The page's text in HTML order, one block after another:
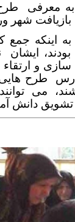
به معرفی
شهر
به اینکه
ایشان
سازی و
طرح
می
دانش